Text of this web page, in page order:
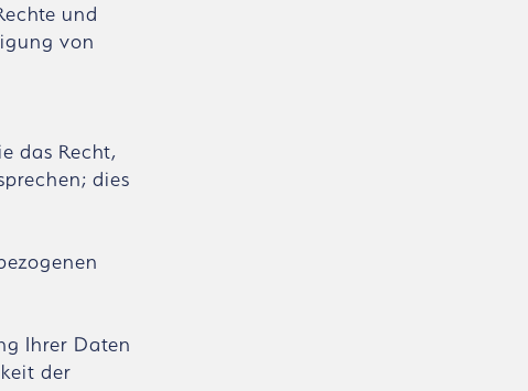
und
von
das Recht,
dies
Ihrer Daten
der